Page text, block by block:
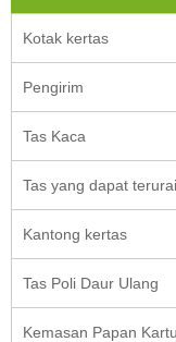
Kotak kertas
Pengirim
Tas Kaca
Tas yang dapat
Kantong kertas
Tas Poli Daur Ulang
Kemasan Papan